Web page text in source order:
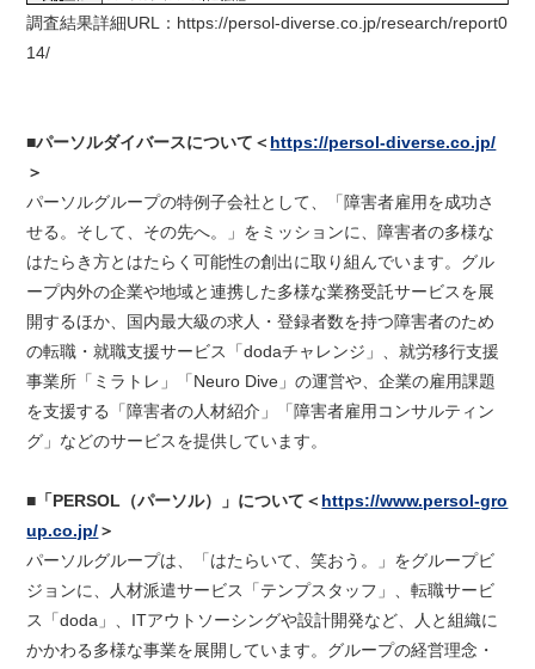
調査結果詳細URL：https://persol-diverse.co.jp/research/report0
14/
■パーソルダイバースについて＜ https://persol-diverse.co.jp/
＞
パーソルグループの特例子会社として、「障害者雇用を成功さ
せる。そして、その先へ。」をミッションに、障害者の多様な
はたらき方とはたらく可能性の創出に取り組んでいます。グル
ープ内外の企業や地域と連携した多様な業務受託サービスを展
開するほか、国内最大級の求人・登録者数を持つ障害者のため
の転職・就職支援サービス「dodaチャレンジ」、就労移行支援
事業所「ミラトレ」「Neuro Dive」の運営や、企業の雇用課題
を支援する「障害者の人材紹介」「障害者雇用コンサルティン
グ」などのサービスを提供しています。
■「PERSOL（パーソル）」について＜ https://www.persol-gro
up.co.jp/＞
パーソルグループは、「はたらいて、笑おう。」をグループビ
ジョンに、人材派遣サービス「テンプスタッフ」、転職サービ
ス「doda」、ITアウトソーシングや設計開発など、人と組織に
かかわる多様な事業を展開しています。グループの経営理念・